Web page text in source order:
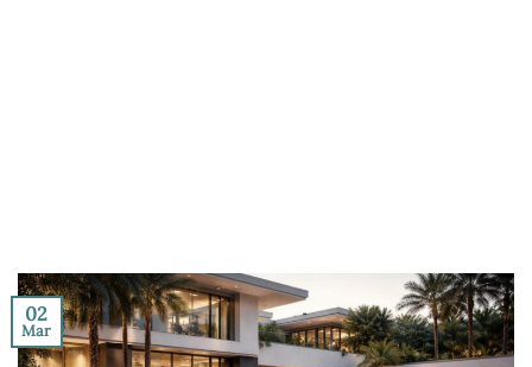
02
Mar